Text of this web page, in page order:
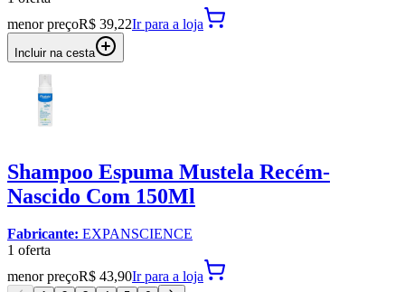
menor preçoR$ 39,22Ir para a loja
Incluir na cesta
Shampoo Espuma Mustela Recém-
Nascido Com 150Ml
Fabricante: EXPANSCIENCE
1 oferta
menor preçoR$ 43,90Ir para a loja